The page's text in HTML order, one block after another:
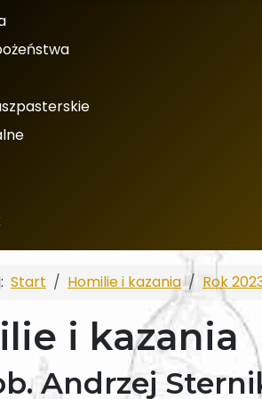
Start Homilie i kazania Rok
i kazania
Andrzej